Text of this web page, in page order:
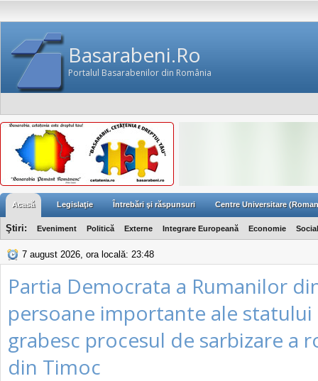
Basarabeni.Ro
Portalul Basarabenilor din România
Acasă Legislaţie Întrebări şi răspunsuri Centre Universitare
Ştiri: Eveniment Politică Externe Integrare Europeană Economie Social
7 august 2026, ora locală: 23:48
Partia Democrata a Rumanilor
persoane importante ale statului
grabesc procesul de sarbizare a
din Timoc